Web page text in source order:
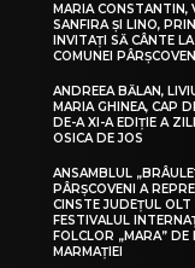
MARIA CONSTANTIN,
SANFIRA ȘI LINO,
INVITAȚI SĂ CÂNTE
COMUNEI PÂRȘCOVENI
ANDREEA BĂLAN,
MARIA GHINEA, CAP
DE-A XI-A EDIȚIE A
OSICA DE JOS
ANSAMBLUL
PÂRȘCOVENI A
CINSTE JUDEȚUL OLT
FESTIVALUL
FOLCLOR „MARA” DE
MARMAȚIEI